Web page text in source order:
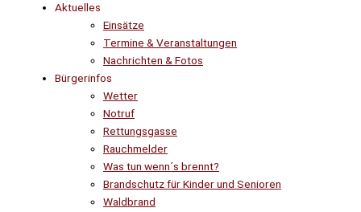
Aktuelles
Einsätze
Termine & Veranstaltungen
Nachrichten & Fotos
Bürgerinfos
Wetter
Notruf
Rettungsgasse
Rauchmelder
Was tun wenn´s brennt?
Brandschutz für Kinder und Senioren
Waldbrand